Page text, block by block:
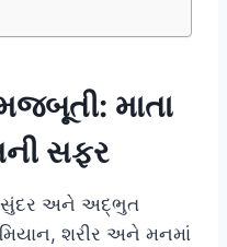
માતા
સફર
સુંદર અને અદ્ભુત
શરીર અને મનમાં